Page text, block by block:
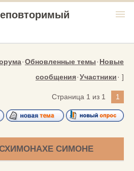
menu
·Обновленные темы·Новые
сообщения·Участники· ]
Страница 1 из 1 1
СИМОНЕ